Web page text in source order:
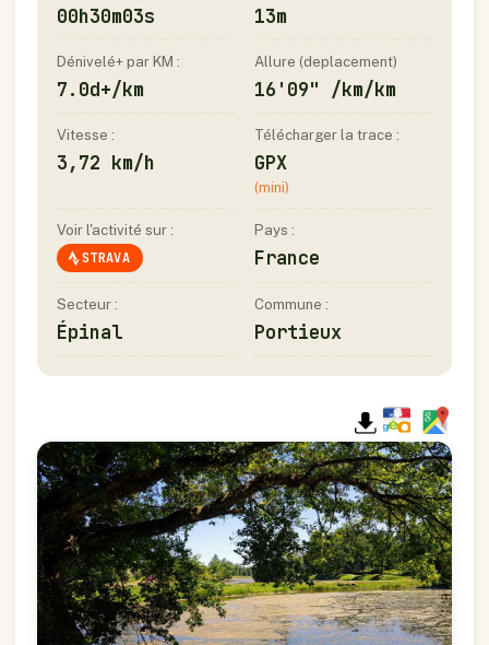
00h30m03s 13m
Dénivelé+ par KM :
7.0d+/km
Allure (deplacement)
16'09" /km/km
Vitesse :
3,72 km/h
Télécharger la trace :
GPX
(mini)
Voir l'activité sur :
STRAVA
Pays :
France
Secteur :
Épinal
Commune :
Portieux